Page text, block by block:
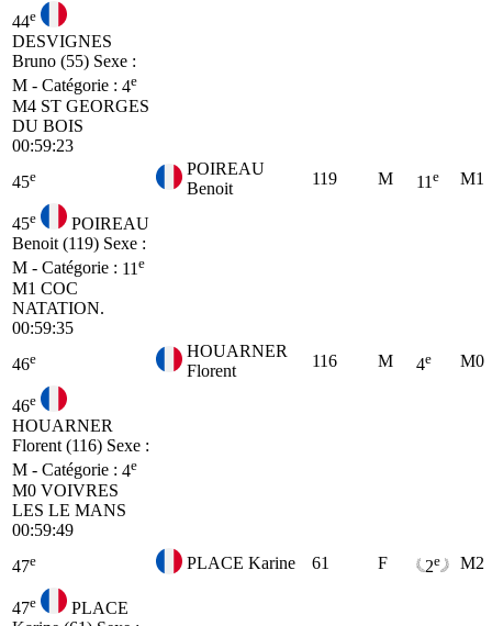
44e
DESVIGNES
Bruno (55) Sexe :
M - Catégorie : 4e
M4 ST GEORGES
DU BOIS
00:59:23
45e
POIREAU
Benoit
119 M 11 e M1
45e
POIREAU
Benoit (119) Sexe :
M - Catégorie : 11 e
M1 COC
NATATION.
00:59:35
46e
HOUARNER
Florent
116 M 4e M0
46e
HOUARNER
Florent (116) Sexe :
M - Catégorie : 4e
M0 VOIVRES
LES LE MANS
00:59:49
47e PLACE Karine 61 F 2e M2
47e
PLACE